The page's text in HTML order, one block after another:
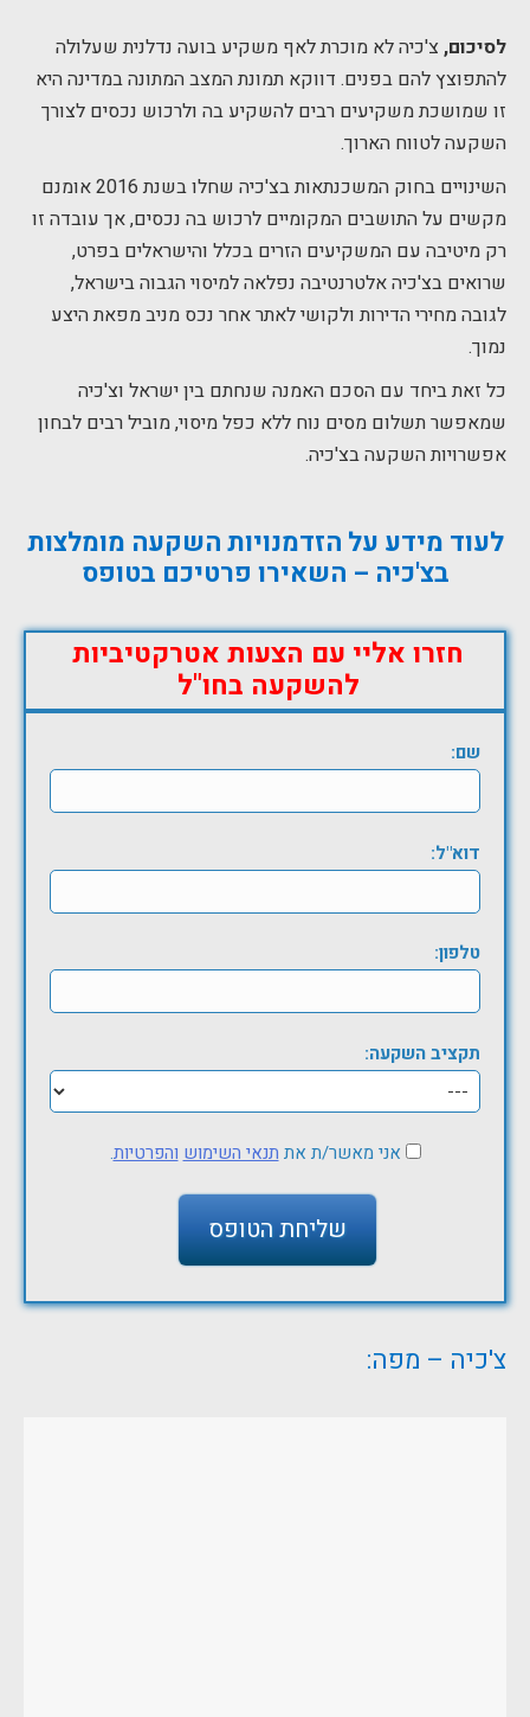
לסיכום, צ'כיה לא מוכרת לאף משקיע בועה נדלנית שעלולה
להתפוצץ להם בפנים. דווקא תמונת המצב המתונה במדינה היא
זו שמושכת משקיעים רבים להשקיע בה ולרכוש נכסים לצורך
השקעה לטווח הארוך.
השינויים בחוק המשכנתאות בצ'כיה שחלו בשנת 2016 אומנם
מקשים על התושבים המקומיים לרכוש בה נכסים, אך עובדה זו
רק מיטיבה עם המשקיעים הזרים בכלל והישראלים בפרט,
שרואים בצ'כיה אלטרנטיבה נפלאה למיסוי הגבוה בישראל,
לגובה מחירי הדירות ולקושי לאתר אחר נכס מניב מפאת היצע
נמוך.
כל זאת ביחד עם הסכם האמנה שנחתם בין ישראל וצ'כיה
שמאפשר תשלום מסים נוח ללא כפל מיסוי, מוביל רבים לבחון
אפשרויות השקעה בצ'כיה.
לעוד מידע על הזדמנויות השקעה מומלצות
בצ'כיה – השאירו פרטיכם בטופס
חזרו אליי עם הצעות אטרקטיביות
להשקעה בחו"ל
שם:
דוא"ל:
טלפון:
תקציב השקעה:
אני מאשר/ת את תנאי השימוש והפרטיות.
צ'כיה – מפה: